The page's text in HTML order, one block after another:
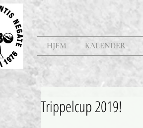
HJEM KALENDER
Trippelcup 2019!